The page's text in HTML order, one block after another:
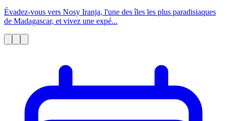
Évadez-vous vers Nosy Iranja, l'une des îles les plus paradisiaques
de Madagascar, et vivez une expé...